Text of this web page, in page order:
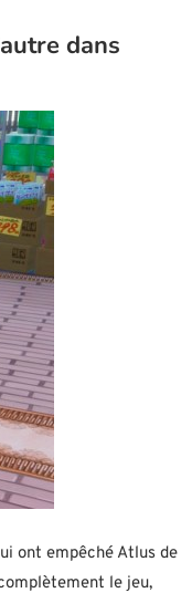
dans
ont empêché Atlus de
le jeu,